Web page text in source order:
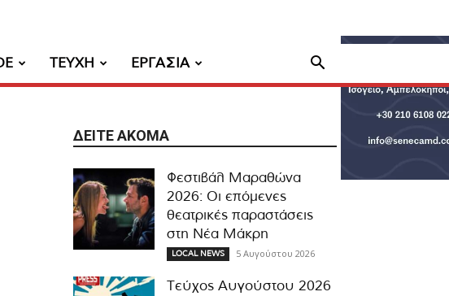
ΤΕΥΧΗ ΕΡΓΑΣΙΑ
ΔΕΊΤΕ ΑΚΌΜΑ
Φεστιβάλ Μαραθώνα
2026: Οι επόμενες
θεατρικές παραστάσεις
στη Νέα Μάκρη
LOCAL NEWS 5 Αυγούστου 2026
Τεύχος Αυγούστου 2026